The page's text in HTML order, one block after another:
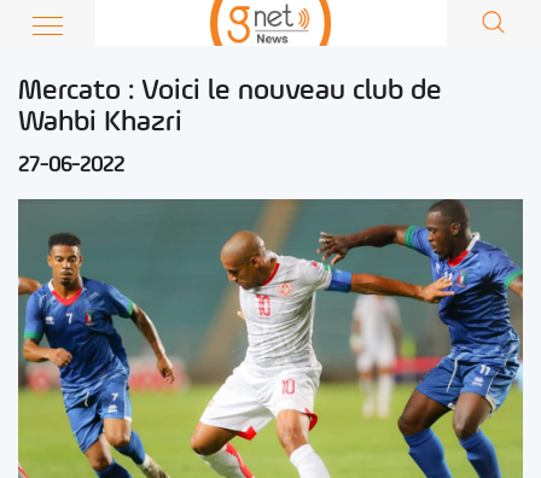
Mercato : Voici le nouveau club de
Wahbi Khazri
27-06-2022